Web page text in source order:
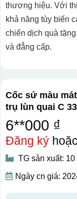
thương hiệu. Với
khả năng tùy biến
chiến dịch quà
và đẳng cấp.
Cốc sứ màu
trụ lùn quai C
6**000 ₫
Đăng kýhoặc
TG sản xuất: 10
Ngày cn giá: